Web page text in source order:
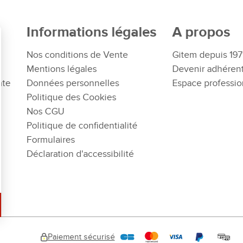
Informations légales
Nos conditions de Vente
Mentions légales
Données personnelles
Politique des Cookies
Nos CGU
Politique de confidentialité
Formulaires
Déclaration d'accessibilité
A propos
Gitem depuis
Devenir
Espace
Paiement sécurisé